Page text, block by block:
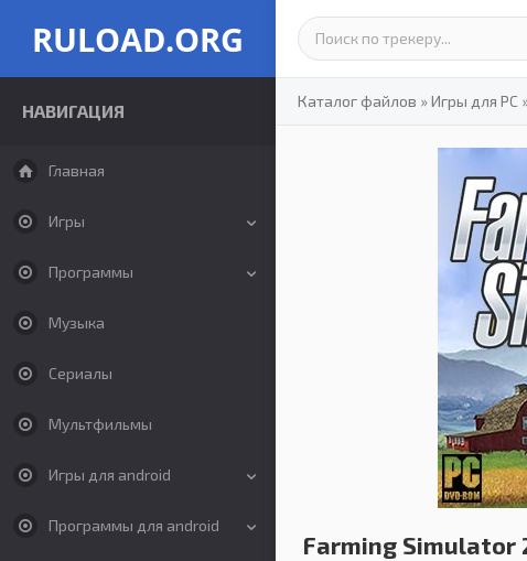
RULOAD.ORG
НАВИГАЦИЯ
Главная
Игры
Программы
Музыка
Сериалы
Мультфильмы
Игры для android
Программы для android
Каталог файлов »Игры для PC
Farming Simulator